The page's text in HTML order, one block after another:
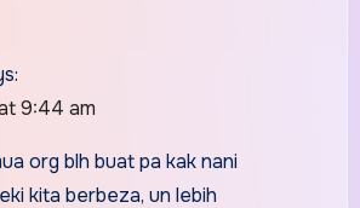
9:44 am
org blh buat pa kak nani
kita berbeza, un lebih